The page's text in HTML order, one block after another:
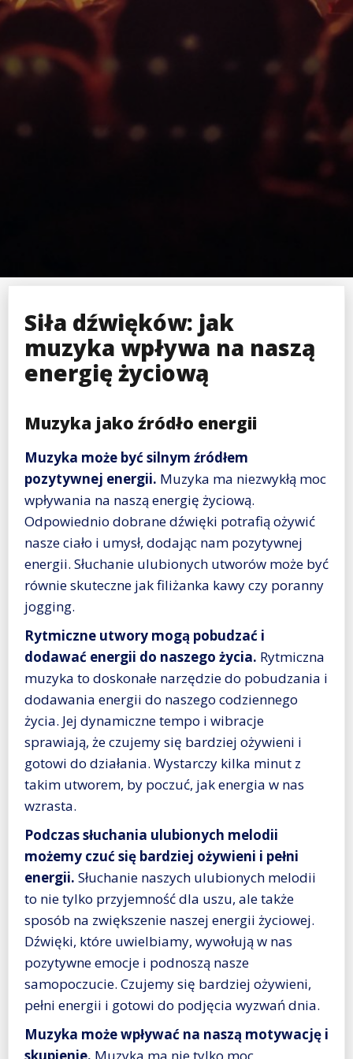
Siła dźwięków: jak
muzyka wpływa na naszą
energię życiową
Muzyka jako źródło energii
Muzyka może być silnym źródłem
pozytywnej energii. Muzyka ma niezwykłą moc
wpływania na naszą energię życiową.
Odpowiednio dobrane dźwięki potrafią ożywić
nasze ciało i umysł, dodając nam pozytywnej
energii. Słuchanie ulubionych utworów może być
równie skuteczne jak filiżanka kawy czy poranny
jogging.
Rytmiczne utwory mogą pobudzać i
dodawać energii do naszego życia. Rytmiczna
muzyka to doskonałe narzędzie do pobudzania i
dodawania energii do naszego codziennego
życia. Jej dynamiczne tempo i wibracje
sprawiają, że czujemy się bardziej ożywieni i
gotowi do działania. Wystarczy kilka minut z
takim utworem, by poczuć, jak energia w nas
wzrasta.
Podczas słuchania ulubionych melodii
możemy czuć się bardziej ożywieni i pełni
energii. Słuchanie naszych ulubionych melodii
to nie tylko przyjemność dla uszu, ale także
sposób na zwiększenie naszej energii życiowej.
Dźwięki, które uwielbiamy, wywołują w nas
pozytywne emocje i podnoszą nasze
samopoczucie. Czujemy się bardziej ożywieni,
pełni energii i gotowi do podjęcia wyzwań dnia.
Muzyka może wpływać na naszą motywację i
skupienie. Muzyka ma nie tylko moc